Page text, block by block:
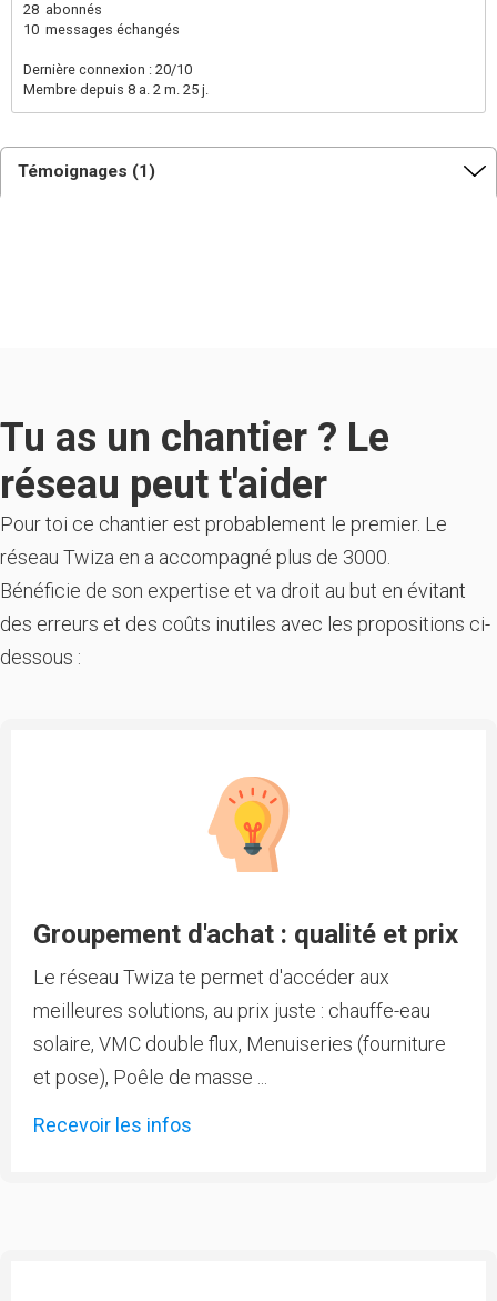
28 abonnés
10 messages échangés
Dernière connexion : 20/10
Membre depuis 8 a. 2 m. 25 j.
Témoignages (1)
Tu as un chantier ? Le
réseau peut t'aider
Pour toi ce chantier est probablement le premier. Le
réseau Twiza en a accompagné plus de 3000.
Bénéficie de son expertise et va droit au but en évitant
des erreurs et des coûts inutiles avec les propositions ci-
dessous :
Groupement d'achat : qualité et prix
Le réseau Twiza te permet d'accéder aux
meilleures solutions, au prix juste : chauffe-eau
solaire, VMC double flux, Menuiseries (fourniture
et pose), Poêle de masse ...
Recevoir les infos